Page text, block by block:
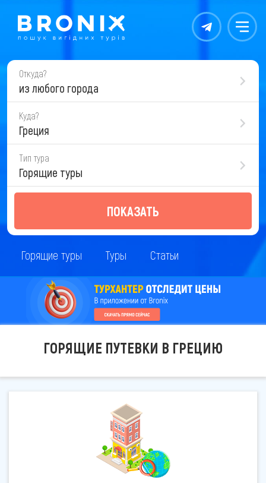
Контакты Меню
Откуда?
из любого города
Куда?
Греция
Тип тура
Горящие туры
ПОКАЗАТЬ
Горящие туры Туры Статьи
ГОРЯЩИЕ ПУТЕВКИ В ГРЕЦИЮ